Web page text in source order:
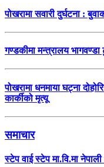
पोखरामा सवारी दुर्घटना :
गण्डकीमा मन्त्रालय
पोखरामा धनमाया घट्ना
कार्कीको मृत्यू
समाचार
स्टेप वाई स्टेप मा.वि.मा